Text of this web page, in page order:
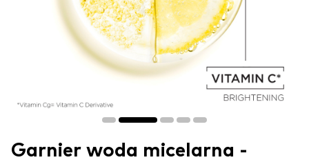
Garnier woda micelarna -